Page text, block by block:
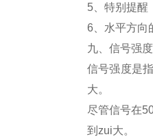
5、特别提醒
6、水平方向
九、信号强
信号强度是
大。
尽管信号在
到zui大。